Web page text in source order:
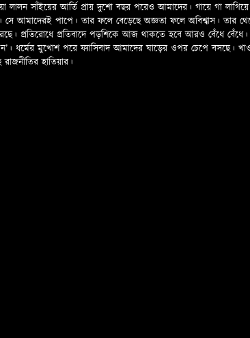
লালন সাঁইয়ের আর্তি প্রায় দুশো বছর পরেও আমাদের। গায়ে গা
সে আমাদেরই পাপে। তার ফলে বেড়েছে অজ্ঞতা ফলে অবিশ্বাস। তার
প্রতিরোধে প্রতিবাদে পড়শিকে আজ থাকতে হবে আরও বেঁধে
ধর্মের মুখোশ পরে ফ্যাসিবাদ আমাদের ঘাড়ের ওপর চেপে
হাতিয়ার।